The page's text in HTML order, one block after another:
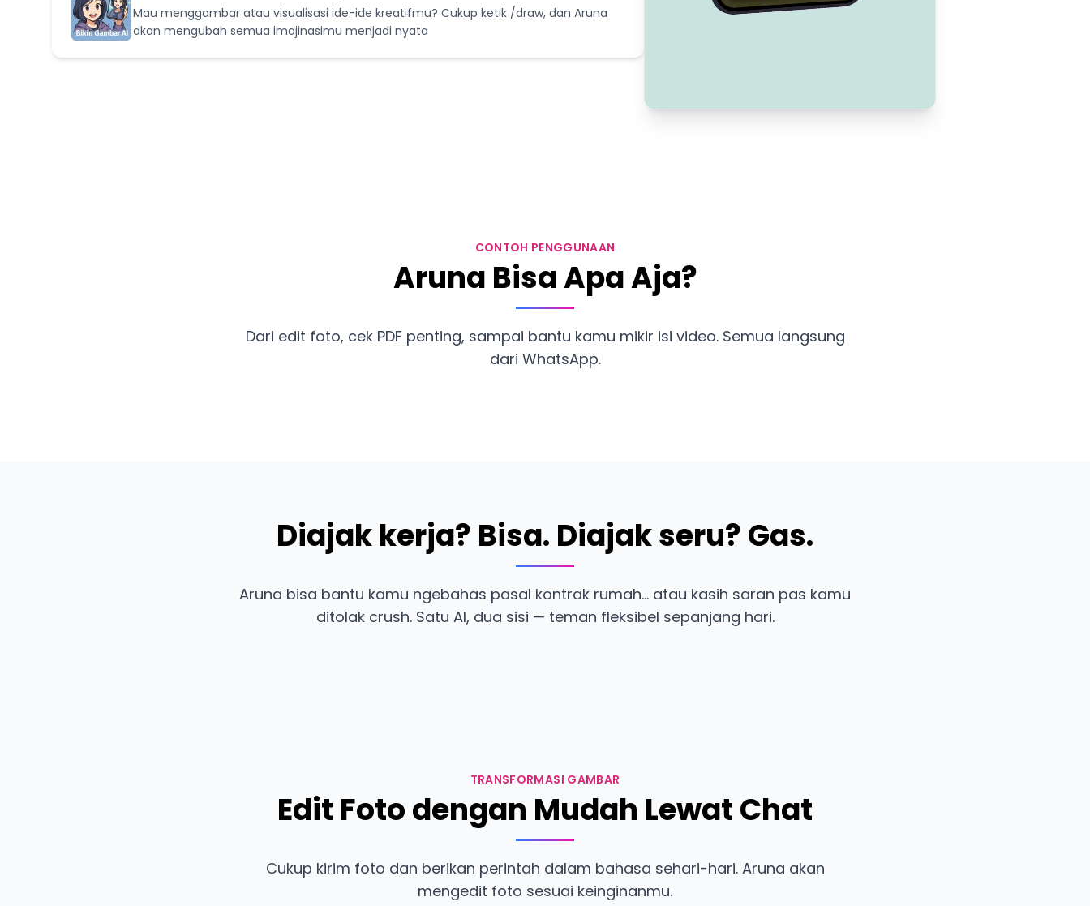
Mau menggambar atau visualisasi ide-ide kreatifmu? Cukup ketik /draw, dan Aruna
akan mengubah semua imajinasimu menjadi nyata
CONTOH PENGGUNAAN
Aruna Bisa Apa Aja?
Dari edit foto, cek PDF penting, sampai bantu kamu mikir isi video. Semua langsung
dari WhatsApp.
Diajak kerja? Bisa. Diajak seru? Gas.
Aruna bisa bantu kamu ngebahas pasal kontrak rumah... atau kasih saran pas kamu
ditolak crush. Satu AI, dua sisi — teman fleksibel sepanjang hari.
TRANSFORMASI GAMBAR
Edit Foto dengan Mudah Lewat Chat
Cukup kirim foto dan berikan perintah dalam bahasa sehari-hari. Aruna akan
mengedit foto sesuai keinginanmu.